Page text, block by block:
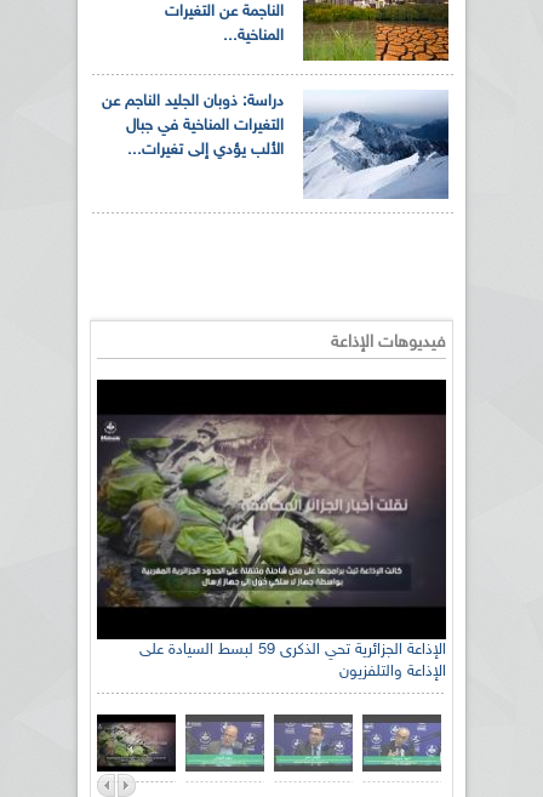
الناجمة عن التغيرات
المناخية...
دراسة: ذوبان الجليد الناجم عن
التغيرات المناخية في جبال
الألب يؤدي إلى تغيرات...
فيديوهات الإذاعة
الإذاعة الجزائرية تحي الذكرى 59 لبسط السيادة على
الإذاعة والتلفزيون